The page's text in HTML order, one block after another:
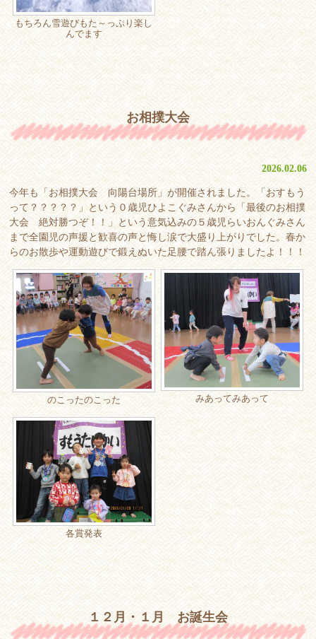
もちろん雪遊びもた～っぷり楽し
んでます
お相撲大会
2026.02.06
今年も「お相撲大会 向陽台場所」が開催されました。「おすもう
って？？？？？」という０歳児ひよこぐみさんから「最後のお相撲
大会 絶対勝つぞ！！」という意気込みの５歳児らいおんぐみさん
まで全園児の声援と歓喜の声と悔し涙で大盛り上がりでした。春か
らのお散歩や運動遊びで鍛えぬいた足腰で踏ん張りましたよ！！！
のこったのこった みあってみあって
各賞発表
１２月・１月 お誕生会